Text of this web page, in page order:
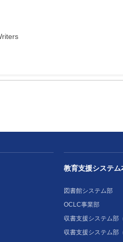
教育支援システム
図書館システム部
OCLC事業部
収書支援システム部
収書支援システム部